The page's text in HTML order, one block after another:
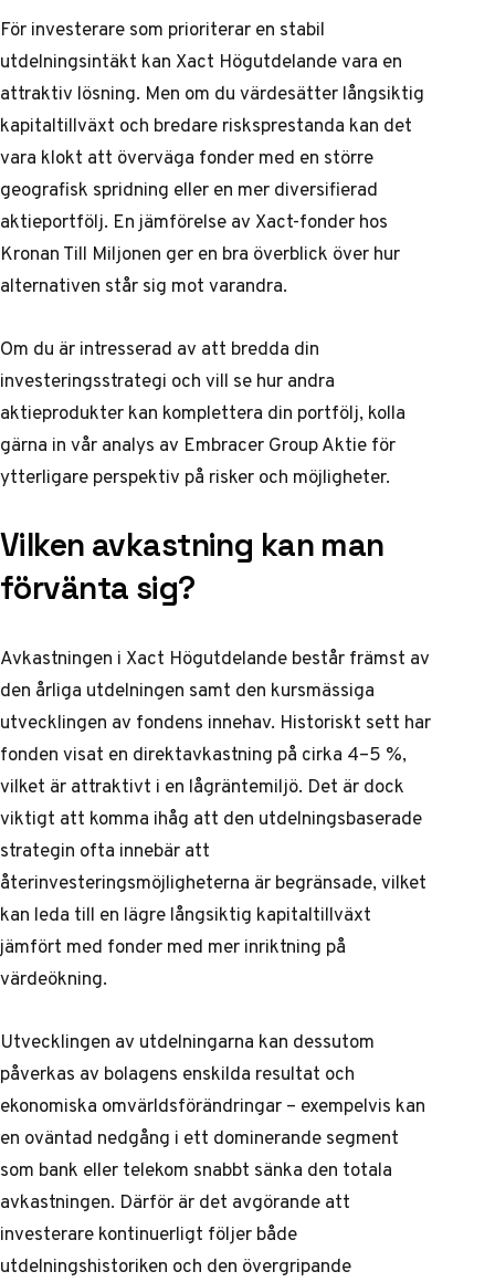
För investerare som prioriterar en stabil
utdelningsintäkt kan Xact Högutdelande vara en
attraktiv lösning. Men om du värdesätter långsiktig
kapitaltillväxt och bredare risksprestanda kan det
vara klokt att överväga fonder med en större
geografisk spridning eller en mer diversifierad
aktieportfölj. En jämförelse av Xact-fonder hos
Kronan Till Miljonen ger en bra överblick över hur
alternativen står sig mot varandra.
Om du är intresserad av att bredda din
investeringsstrategi och vill se hur andra
aktieprodukter kan komplettera din portfölj, kolla
gärna invår analys av Embracer Group Aktieför
ytterligare perspektiv på risker och möjligheter.
Vilken avkastning kan man
förvänta sig?
Avkastningen i Xact Högutdelande består främst av
den årliga utdelningen samt den kursmässiga
utvecklingen av fondens innehav. Historiskt sett har
fonden visat en direktavkastning på cirka 4–5 %,
vilket är attraktivt i en lågräntemiljö. Det är dock
viktigt att komma ihåg att den utdelningsbaserade
strategin ofta innebär att
återinvesteringsmöjligheterna är begränsade, vilket
kan leda till en lägre långsiktig kapitaltillväxt
jämfört med fonder med mer inriktning på
värdeökning.
Utvecklingen av utdelningarna kan dessutom
påverkas av bolagens enskilda resultat och
ekonomiska omvärldsförändringar – exempelvis kan
en oväntad nedgång i ett dominerande segment
som bank eller telekom snabbt sänka den totala
avkastningen. Därför är det avgörande att
investerare kontinuerligt följer både
utdelningshistoriken och den övergripande